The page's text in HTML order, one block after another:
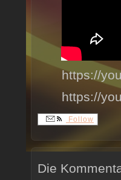
https://
https://
Follow
Die